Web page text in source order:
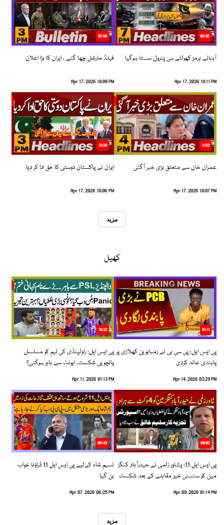
08:36
آبنائے ہرمز کھولتے ہی پٹرول سستا ہوگیا
Apr 17, 2026 10:11 PM
07:04
فیلڈ مارشل چھا گئے ، ایران کا بڑا اعلان
Apr 17, 2026 10:08 PM
11:52
عمران خان سے متعلق بڑی خبر آگئی
Apr 17, 2026 10:07 PM
13:34
ایران نے پاکستان دوستی کا حق ادا کر دیا
Apr 17, 2026 10:06 PM
مزید
کھیل
01:11
پی ایس ایل: پی سی بی نے زمبابوین کھلاڑی پر
پابندی عائد کردی
Apr 14, 2026 03:29 PM
10:33
پی ایس ایل: راولپنڈی کی ٹیم کو مسلسل
پانچویں شکست، ایونٹ سے باہر ہوگئی؟
Apr 11, 2026 01:13 PM
09:02
پی ایس ایل 11: پشاور زلمی نے حیدرآباد کنگز
مین کو سنسنی خیز مقابلے کے بعد شکست
Apr 09, 2026 01:14 PM
06:43
نسیم شاہ کےلیے پی ایس ایل 11 ڈراؤنا خواب
بن گیا
Apr 07, 2026 06:25 PM
مزید